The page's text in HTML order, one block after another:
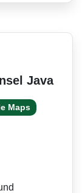
Java
Maps